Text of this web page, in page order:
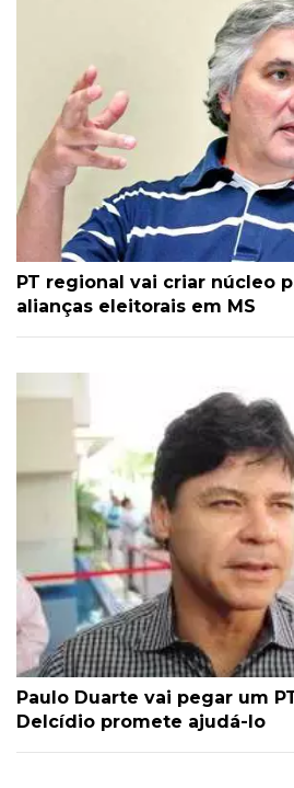
PT regional vai criar núcleo
alianças eleitorais em MS
Paulo Duarte vai pegar um
Delcídio promete ajudá-lo